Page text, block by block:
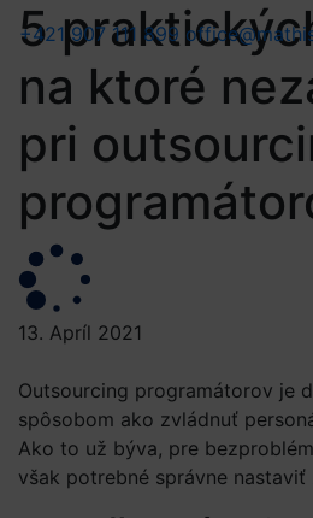
+421 907 111 899
5
na ktoré
pri
13. Apríl 2021
Outsourcing programátorov je
spôsobom ako zvládnuť
Ako to už býva, pre
však potrebné správne nastaviť